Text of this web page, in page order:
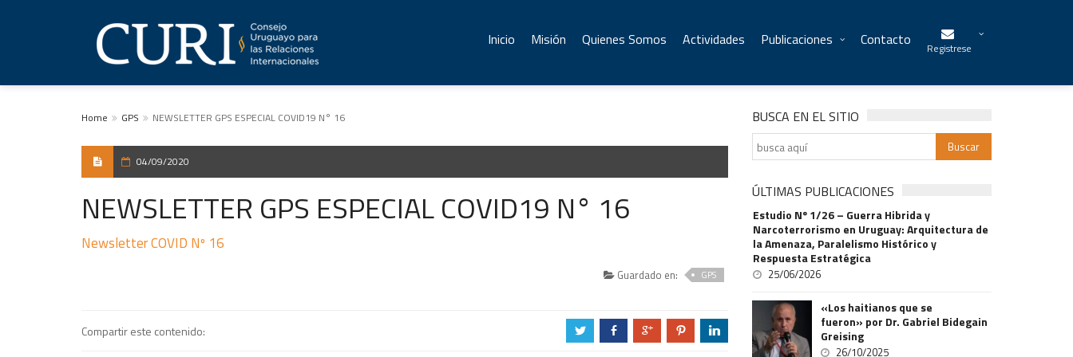
Inicio Misión Quienes Somos Actividades Publicaciones Contacto Registrese
Home GPS NEWSLETTER GPS ESPECIAL COVID19 N° 16
04/09/2020
NEWSLETTER GPS ESPECIAL COVID19 N° 16
Newsletter COVID Nº 16
Guardado en: GPS
Compartir este contenido: a b c d j
BUSCA EN EL SITIO
ÚLTIMAS PUBLICACIONES
Estudio Nº 1/26 – Guerra Hibrida y
Narcoterrorismo en Uruguay: Arquitectura de
la Amenaza, Paralelismo Histórico y
Respuesta Estratégica
25/06/2026
«Los haitianos que se
fueron» por Dr. Gabriel Bidegain
Greising
26/10/2025